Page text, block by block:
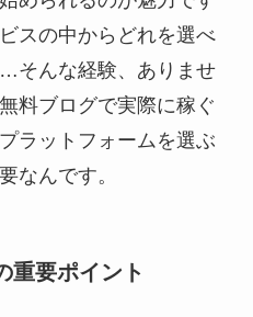
スの中からどれを選べ
そんな経験、ありませ
料ブログで実際に稼ぐ
ラットフォームを選ぶ
なんです。
重要ポイント